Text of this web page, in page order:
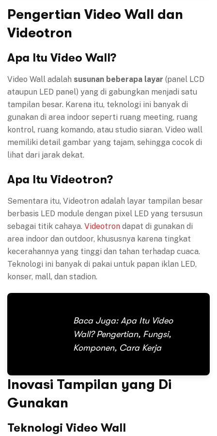
Pengertian Video Wall dan
Videotron
Apa Itu Video Wall?
Video Wall adalah susunan beberapa layar (panel LCD
ataupun LED panel) yang di gabungkan menjadi satu
tampilan besar. Karena itu, teknologi ini banyak di
gunakan di area indoor seperti ruang meeting, ruang
kontrol, ruang komando, atau studio siaran. Video wall
memiliki detail gambar yang tajam, sehingga cocok di
lihat dari jarak dekat.
Apa Itu Videotron?
Sementara itu, Videotron adalah layar tampilan besar
berbasis LED module dengan pixel LED yang tersusun
sebagai titik cahaya. Videotron dapat di gunakan di
area indoor dan outdoor, khususnya karena tingkat
kecerahannya yang tinggi dan tahan terhadap cuaca.
Teknologi ini banyak di pakai untuk papan iklan LED,
konser, mall, dan stadion.
Baca Juga: Apa Itu Video
Wall? Pengertian, Fungsi,
Komponen, Cara Kerja
Inovasi Tampilan yang Di
Gunakan
Teknologi Video Wall